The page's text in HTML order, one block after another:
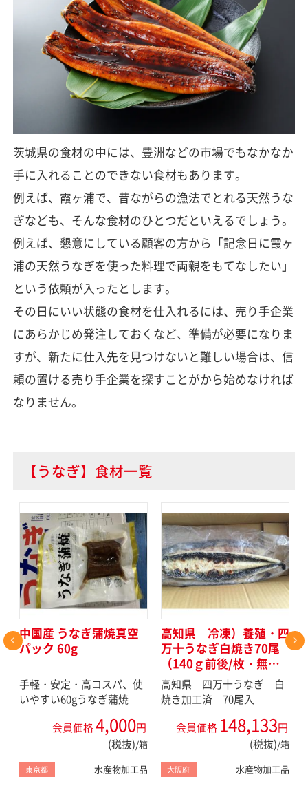
茨城県の食材の中には、豊洲などの市場でもなかなか
手に入れることのできない食材もあります。
例えば、霞ヶ浦で、昔ながらの漁法でとれる天然うな
ぎなども、そんな食材のひとつだといえるでしょう。
例えば、懇意にしている顧客の方から「記念日に霞ヶ
浦の天然うなぎを使った料理で両親をもてなしたい」
という依頼が入ったとします。
その日にいい状態の食材を仕入れるには、売り手企業
にあらかじめ発注しておくなど、準備が必要になりま
すが、新たに仕入先を見つけないと難しい場合は、信
頼の置ける売り手企業を探すことがから始めなければ
なりません。
【うなぎ】食材一覧
中国産 うなぎ蒲焼真空
パック 60g
手軽・安定・高コスパ、使
いやすい60gうなぎ蒲焼
会員価格4,000円
(税抜)/箱
東京都 水産物加工品
高知県 冷凍）養殖・四
万十うなぎ白焼き70尾
（140ｇ前後/枚・無
頭・背割）
高知県 四万十うなぎ 白
焼き加工済 70尾入
会員価格 148,133円
(税抜)/箱
大阪府 水産物加工品